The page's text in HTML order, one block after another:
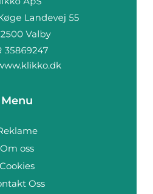
Menu
Om oss
Cookies
Oss